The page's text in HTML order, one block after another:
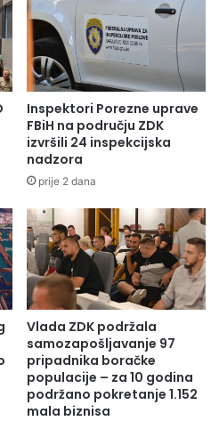
Inspektori Porezne uprave
FBiH na području ZDK
izvršili 24 inspekcijska
nadzora
prije 2 dana
Vlada ZDK podržala
samozapošljavanje 97
pripadnika boračke
populacije – za 10 godina
podržano pokretanje 1.152
mala biznisa